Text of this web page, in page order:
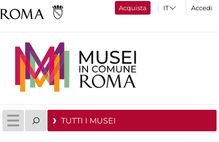
Acquista Accedi
TUTTI I MUSEI